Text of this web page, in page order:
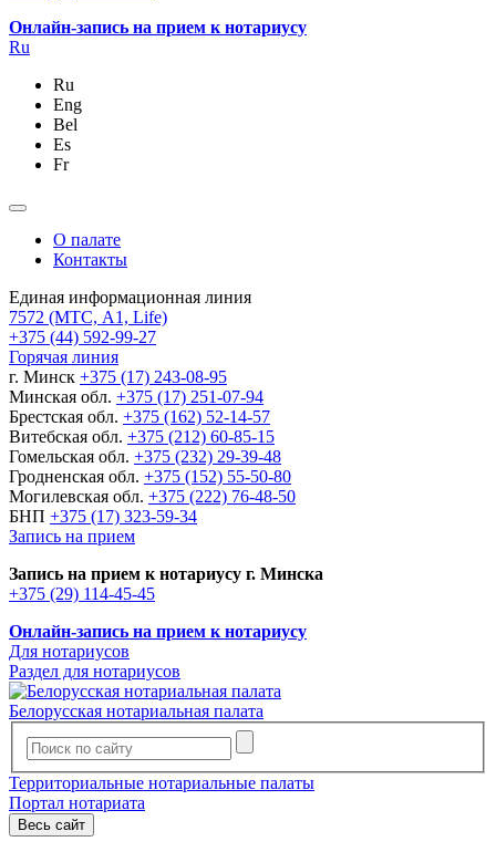
Онлайн-запись на прием к нотариусу
Ru
Ru
Eng
Bel
Es
Fr
О палате
Контакты
Единая информационная линия
7572 (МТС, A1, Life)
+375 (44) 592-99-27
Горячая линия
г. Минск +375 (17) 243-08-95
Минская обл. +375 (17) 251-07-94
Брестская обл. +375 (162) 52-14-57
Витебская обл. +375 (212) 60-85-15
Гомельская обл. +375 (232) 29-39-48
Гродненская обл. +375 (152) 55-50-80
Могилевская обл. +375 (222) 76-48-50
БНП +375 (17) 323-59-34
Запись на прием
Запись на прием к нотариусу г. Минска
+375 (29) 114-45-45
Онлайн-запись на прием к нотариусу
Для нотариусов
Раздел для нотариусов
Белорусская нотариальная палата
Территориальные нотариальные палаты
Портал нотариата
Весь сайт